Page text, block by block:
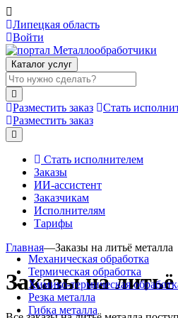
Липецкая область
Войти
Каталог услуг
Разместить заказ
Стать
Разместить заказ
Стать исполнителем
Заказы
ИИ-ассистент
Заказчикам
Исполнителям
Тарифы
Механическая обработка
Термическая обработка
Химико-термическая
Резка металла
Гибка металла
Главная—Заказы на литьё металла
Заказы на